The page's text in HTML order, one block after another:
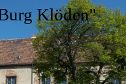
Klöden"